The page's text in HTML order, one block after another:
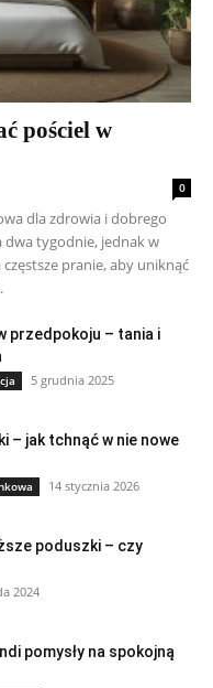
pościel w
0
dla zdrowia i dobrego
dwa tygodnie, jednak w
pranie, aby uniknąć
przedpokoju – tania i
5 grudnia 2025
– jak tchnąć w nie nowe
14 stycznia 2026
poduszki – czy
2024
pomysły na spokojną